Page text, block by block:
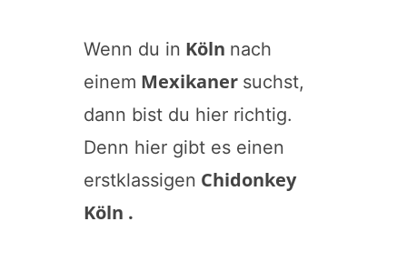
Wenn du in Köln nach
einem Mexikaner suchst,
dann bist du hier richtig.
Denn hier gibt es einen
erstklassigen Chidonkey
Köln .